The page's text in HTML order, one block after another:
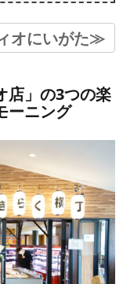
オにいがた≫
店」の3つの楽
ーニング